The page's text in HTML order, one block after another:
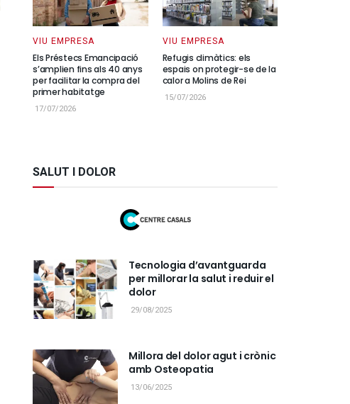
VIU EMPRESA
Els Préstecs Emancipació
s’amplien fins als 40 anys
per facilitar la compra del
primer habitatge
17/07/2026
VIU EMPRESA
Refugis climàtics: els
espais on protegir-se de la
calor a Molins de Rei
15/07/2026
SALUT I DOLOR
Tecnologia d’avantguarda
per millorar la salut i reduir el
dolor
29/08/2025
Millora del dolor agut i crònic
amb Osteopatia
13/06/2025